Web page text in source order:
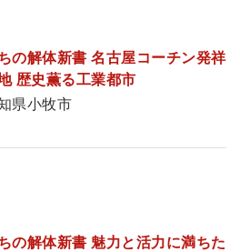
の解体新書 名古屋コーチン発祥
歴史薫る工業都市
県小牧市
の解体新書 魅力と活力に満ちた